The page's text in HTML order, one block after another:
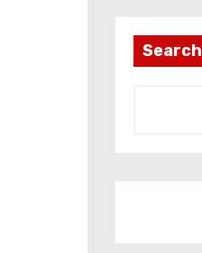
Search